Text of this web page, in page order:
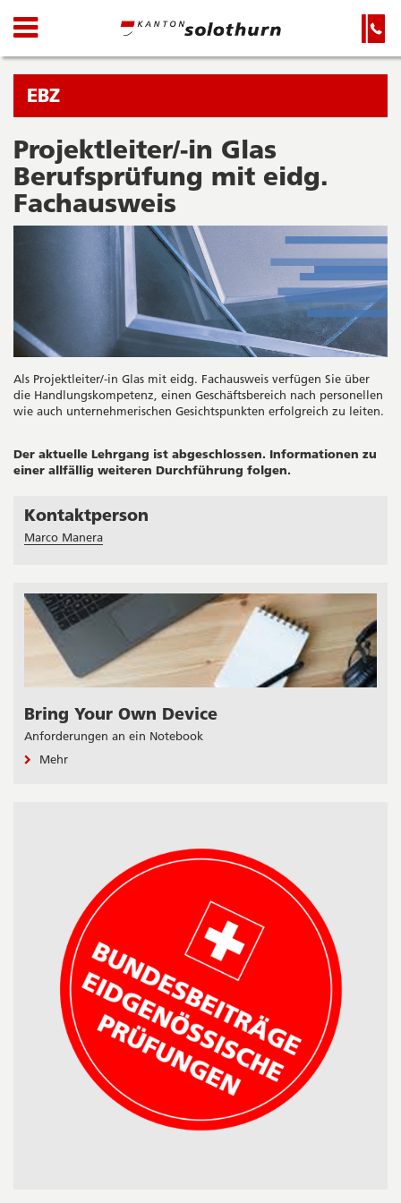
Kanton
Solothurn
Wichtige
Seiten
Startseite
Hauptnavigation
Inhalt
Sitemap
Suche
Navigation
und
Suche
Navigation
Sie
befinden
sich
gerade
in:
EBZ
Projektleiter/-in Glas
Berufsprüfung mit eidg.
Fachausweis
Als Projektleiter/-in Glas mit eidg. Fachausweis verfügen Sie über
die Handlungskompetenz, einen Geschäftsbereich nach personellen
wie auch unternehmerischen Gesichtspunkten erfolgreich zu leiten.
Der aktuelle Lehrgang ist abgeschlossen. Informationen zu
einer allfällig weiteren Durchführung folgen.
Seitenleiste
Kontaktperson
Marco Manera
Bring Your Own Device
Anforderungen an ein Notebook
Mehr